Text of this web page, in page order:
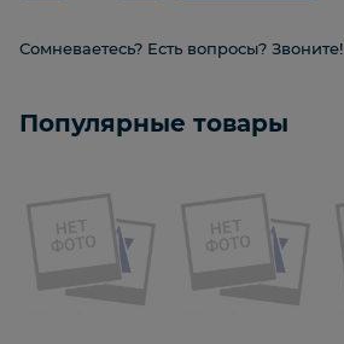
Сомневаетесь? Есть вопросы? Звоните!
Популярные товары